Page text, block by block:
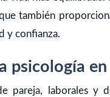
también
y confianza.
psicología
pareja, laborales y